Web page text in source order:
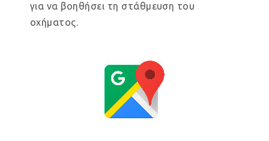
για να βοηθήσει τη στάθμευση του
οχήματος.